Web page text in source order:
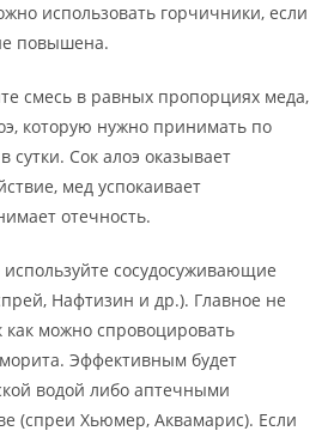
использовать горчичники, если
повышена.
смесь в равных пропорциях меда,
которую нужно принимать по
сутки. Сок алоэ оказывает
мед успокаивает
отечность.
сосудосуживающие
Нафтизин и др.). Главное не
как можно спровоцировать
Эффективным будет
водой либо аптечными
(спреи Хьюмер, Аквамарис). Если